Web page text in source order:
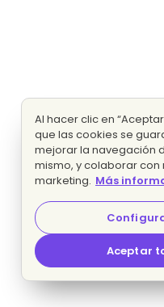
Al hacer clic en
que las cookies se
mejorar la navegación
mismo, y colaborar
marketing. Más
Aceptar